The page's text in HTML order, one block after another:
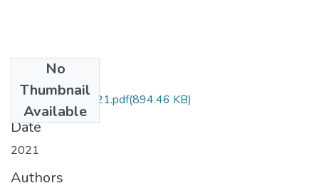
No
Thumbnail
Available
LineroHidalgo.2021.pdf(894.46 KB)
Date
2021
Authors